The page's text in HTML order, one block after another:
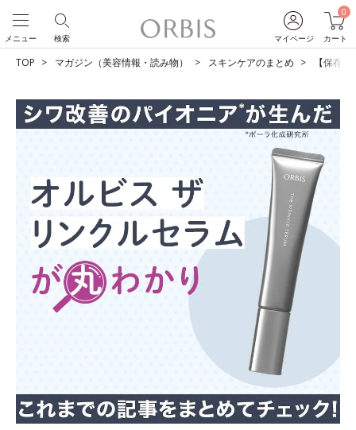
マイページ
0
カート
検索
メニュー
TOP マガジン（美容情報・読み物） スキンケアのまとめ 【保存